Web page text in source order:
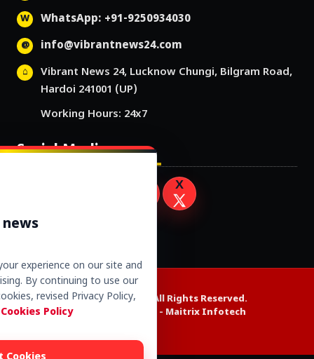
WhatsApp: +91-9250934030
info@vibrantnews24.com
Vibrant News 24, Lucknow Chungi, Bilgram Road,
Hardoi 241001 (UP)
Working Hours: 24x7
Social Media
Copyright © 2026. All Rights Reserved.
Website Design by - Maitrix Infotech
experience on our site and
By continuing to use our
revised Privacy Policy,
Policy